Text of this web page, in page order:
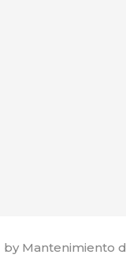
Mantenimiento